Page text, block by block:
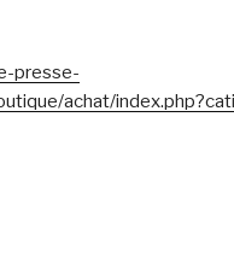
presse-
achat/